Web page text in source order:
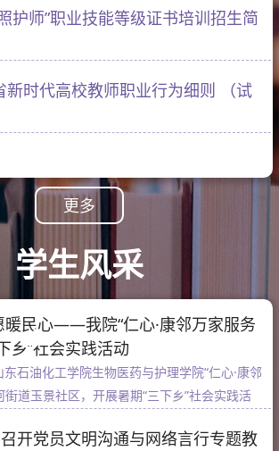
护师”职业技能等级证书培训招生简
新时代高校教师职业行为细则 （试
更多
学生风采
暖民心——我院“仁心·康邻万家服务
乡”社会实践活动
石油化工学院生物医药与护理学院“仁心·康邻
街道玉景社区，开展暑期“三下乡”社会实践活
10个家乡服务站点，分筹备打磨、集中服务...
开党员文明沟通与网络言行专题教